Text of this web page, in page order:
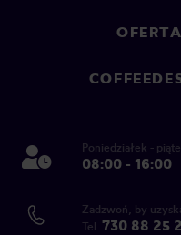
Poniedziałek -
08:00 - 16:00
Zadzwoń, by
Tel. 730 88 25